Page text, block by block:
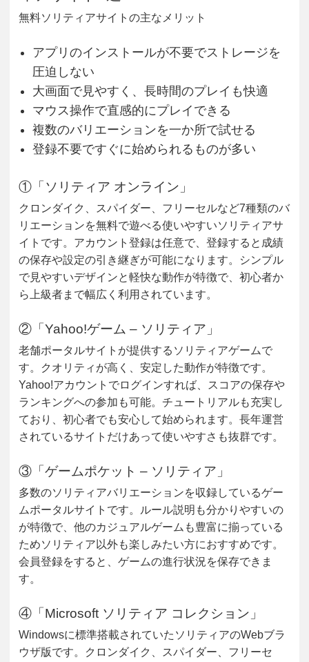
無料ソリティアサイトの主なメリット
アプリのインストールが不要でストレージを
圧迫しない
大画面で見やすく、長時間のプレイも快適
マウス操作で直感的にプレイできる
複数のバリエーションを一か所で試せる
登録不要ですぐに始められるものが多い
①「ソリティア オンライン」
クロンダイク、スパイダー、フリーセルなど7種類のバ
リエーションを無料で遊べる使いやすいソリティアサ
イトです。アカウント登録は任意で、登録すると成績
の保存や設定の引き継ぎが可能になります。シンプル
で見やすいデザインと軽快な動作が特徴で、初心者か
ら上級者まで幅広く利用されています。
②「Yahoo!ゲーム – ソリティア」
老舗ポータルサイトが提供するソリティアゲームで
す。クオリティが高く、安定した動作が特徴です。
Yahoo!アカウントでログインすれば、スコアの保存や
ランキングへの参加も可能。チュートリアルも充実し
ており、初心者でも安心して始められます。長年運営
されているサイトだけあって使いやすさも抜群です。
③「ゲームポケット – ソリティア」
多数のソリティアバリエーションを収録しているゲー
ムポータルサイトです。ルール説明も分かりやすいの
が特徴で、他のカジュアルゲームも豊富に揃っている
ためソリティア以外も楽しみたい方におすすめです。
会員登録をすると、ゲームの進行状況を保存できま
す。
④「Microsoft ソリティア コレクション」
Windowsに標準搭載されていたソリティアのWebブラ
ウザ版です。クロンダイク、スパイダー、フリーセ